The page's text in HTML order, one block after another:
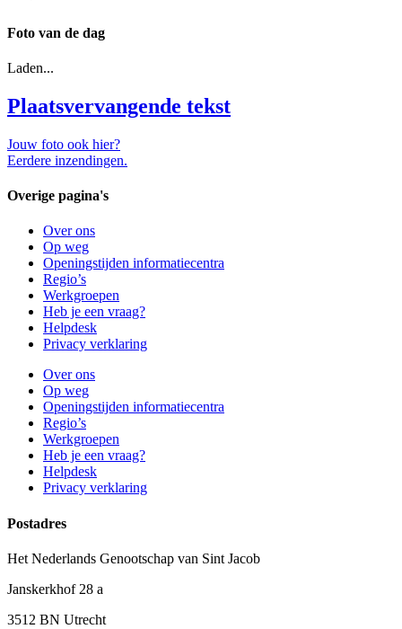
Foto van de dag
Laden...
Plaatsvervangende tekst
Jouw foto ook hier?
Eerdere inzendingen.
Overige pagina's
Over ons
Op weg
Openingstijden informatiecentra
Regio’s
Werkgroepen
Heb je een vraag?
Helpdesk
Privacy verklaring
Over ons
Op weg
Openingstijden informatiecentra
Regio’s
Werkgroepen
Heb je een vraag?
Helpdesk
Privacy verklaring
Postadres
Het Nederlands Genootschap van Sint Jacob
Janskerkhof 28 a
3512 BN Utrecht